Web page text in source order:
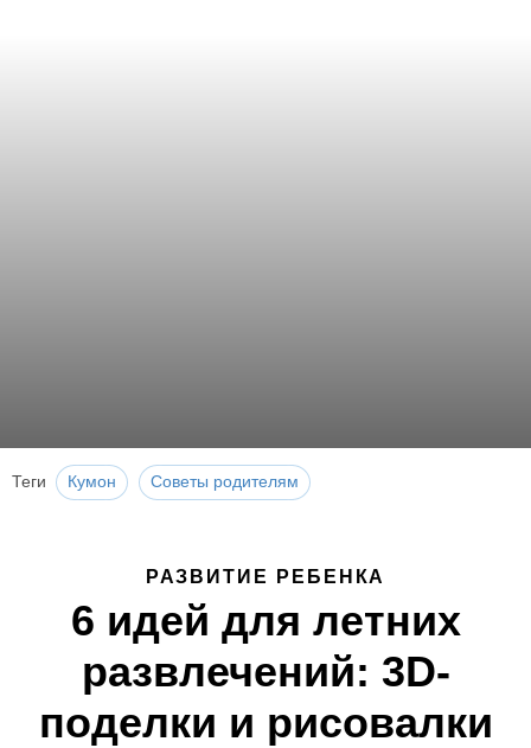
Теги Кумон Советы родителям
РАЗВИТИЕ РЕБЕНКА
6 идей для летних
развлечений: 3D-
поделки и рисовалки